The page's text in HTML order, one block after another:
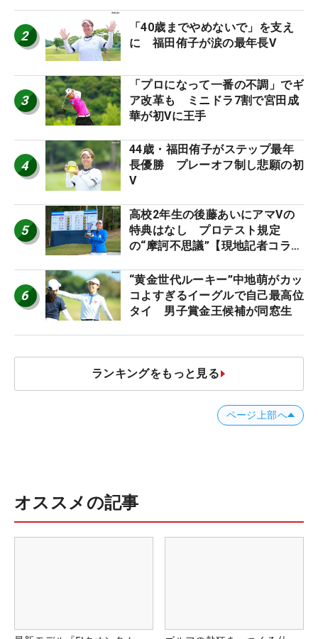
2
「40歳までやめないで」を支え
に 福田侑子が涙の最年長V
3
「プロになって一番の不調」でギ
ア改革も ミニドラ7割で宮田成
華が初Vに王手
4
44歳・福田侑子がステップ最年
長優勝 プレーオフ制し悲願の初
V
5
高校2年生の後藤あいにアマVの
特典はなし プロテスト規定
の“摩訶不思議”【現地記者コラ
6
“黄金世代ルーキー”中地萌がカッ
コよすぎるイーグルで自己最高位
タイ 男子賞金王候補が同窓生
ランキングをもっと見る
ページ上部へ
オススメの記事